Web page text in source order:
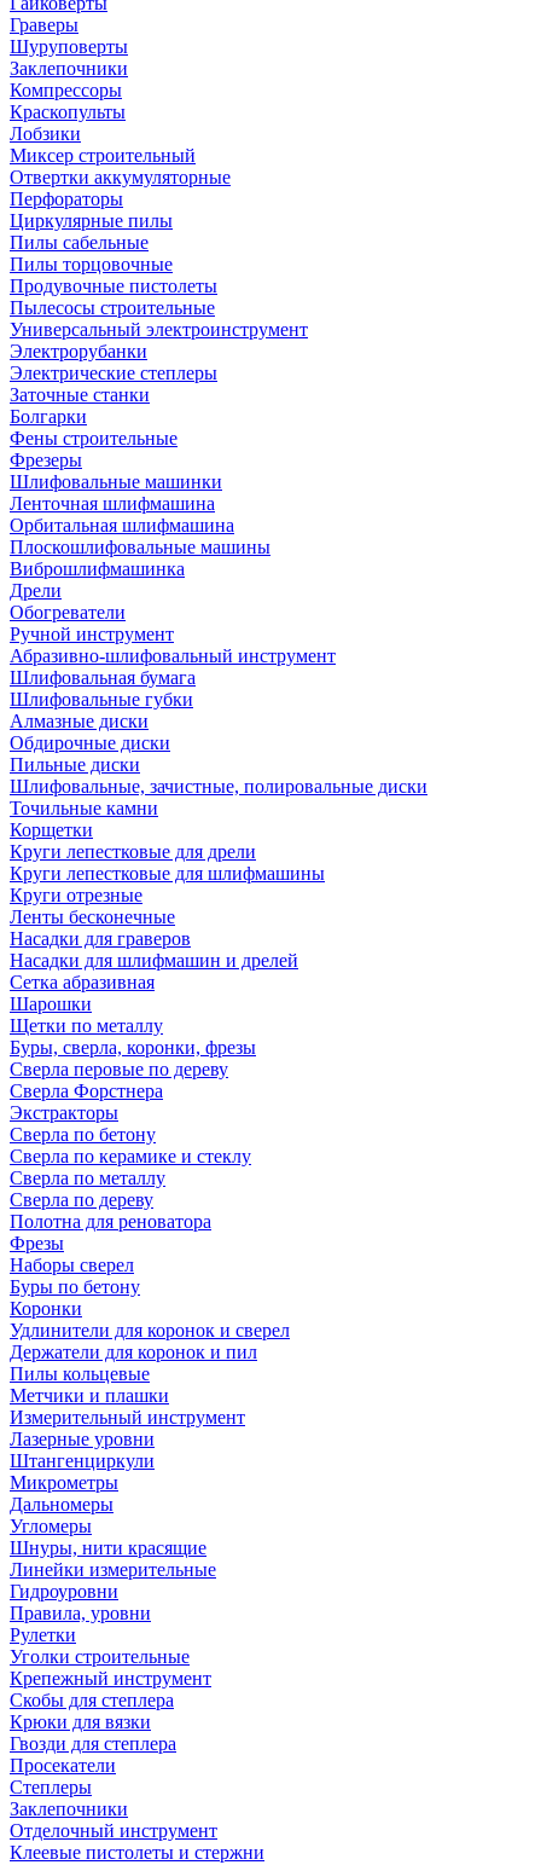
Граверы
Шуруповерты
Заклепочники
Компрессоры
Краскопульты
Лобзики
Миксер строительный
Отвертки аккумуляторные
Перфораторы
Циркулярные пилы
Пилы сабельные
Пилы торцовочные
Продувочные пистолеты
Пылесосы строительные
Универсальный электроинструмент
Электрорубанки
Электрические степлеры
Заточные станки
Болгарки
Фены строительные
Фрезеры
Шлифовальные машинки
Ленточная шлифмашина
Орбитальная шлифмашина
Плоскошлифовальные машины
Виброшлифмашинка
Дрели
Обогреватели
Ручной инструмент
Абразивно-шлифовальный инструмент
Шлифовальная бумага
Шлифовальные губки
Алмазные диски
Обдирочные диски
Пильные диски
Шлифовальные, зачистные, полировальные диски
Точильные камни
Корщетки
Круги лепестковые для дрели
Круги лепестковые для шлифмашины
Круги отрезные
Ленты бесконечные
Насадки для граверов
Насадки для шлифмашин и дрелей
Сетка абразивная
Шарошки
Щетки по металлу
Буры, сверла, коронки, фрезы
Сверла перовые по дереву
Сверла Форстнера
Экстракторы
Сверла по бетону
Сверла по керамике и стеклу
Сверла по металлу
Сверла по дереву
Полотна для реноватора
Фрезы
Наборы сверел
Буры по бетону
Коронки
Удлинители для коронок и сверел
Держатели для коронок и пил
Пилы кольцевые
Метчики и плашки
Измерительный инструмент
Лазерные уровни
Штангенциркули
Микрометры
Дальномеры
Угломеры
Шнуры, нити красящие
Линейки измерительные
Гидроуровни
Правила, уровни
Рулетки
Уголки строительные
Крепежный инструмент
Скобы для степлера
Крюки для вязки
Гвозди для степлера
Просекатели
Степлеры
Заклепочники
Отделочный инструмент
Клеевые пистолеты и стержни